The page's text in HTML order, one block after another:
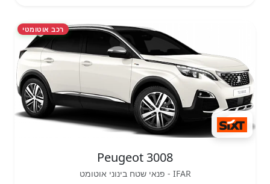
רכב אוטומטי
Peugeot 3008
IFAR - פנאי שטח בינוני אוטומט